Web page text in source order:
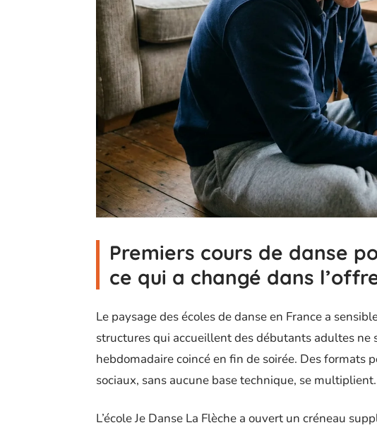
Premiers cours de danse
ce qui a changé dans
Le paysage des écoles de danse en France a
structures qui accueillent des débutants adultes ne
hebdomadaire coincé en fin de soirée. Des formats
sociaux, sans aucune base technique, se multiplient.
L’école Je Danse La Flèche a ouvert un créneau